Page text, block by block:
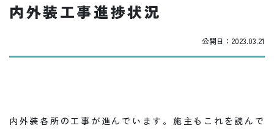
内外装工事進捗状況
公開日： 2023.03.21
内外装各所の工事が進んでいます。施主もこれを読んで